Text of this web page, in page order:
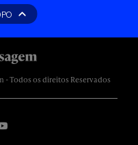
- Todos os direitos Reservados